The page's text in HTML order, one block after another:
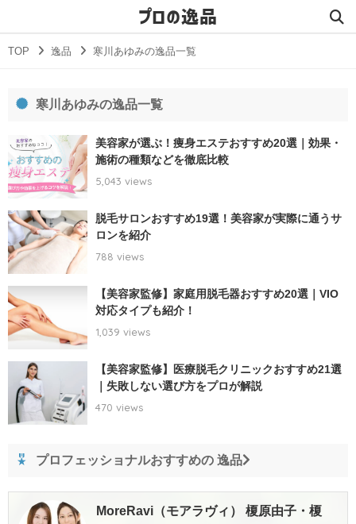
プロの逸品
TOP 逸品 寒川あゆみの逸品一覧
寒川あゆみの逸品一覧
美容家が選ぶ！痩身エステおすすめ20選｜効果・
施術の種類などを徹底比較
5,043 views
脱毛サロンおすすめ19選！美容家が実際に通うサ
ロンを紹介
788 views
【美容家監修】家庭用脱毛器おすすめ20選｜VIO
対応タイプも紹介！
1,039 views
【美容家監修】医療脱毛クリニックおすすめ21選
｜失敗しない選び方をプロが解説
470 views
プロフェッショナルおすすめの 逸品
MoreRavi（モアラヴィ） 榎原由子・榎